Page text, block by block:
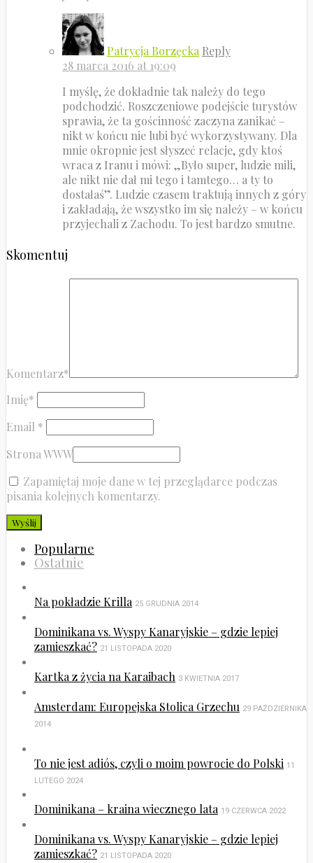
Patrycja Borzęcka Reply
28 marca 2016 at 19:09
I myślę, że dokładnie tak należy do tego
podchodzić. Roszczeniowe podejście turystów
sprawia, że ta gościnność zaczyna zanikać –
nikt w końcu nie lubi być wykorzystywany. Dla
mnie okropnie jest słyszeć relacje, gdy ktoś
wraca z Iranu i mówi: „Było super, ludzie mili,
ale nikt nie dał mi tego i tamtego… a ty to
dostałaś”. Ludzie czasem traktują innych z góry
i zakładają, że wszystko im się należy – w końcu
przyjechali z Zachodu. To jest bardzo smutne.
Skomentuj
Komentarz*
Imię*
Email *
Strona WWW
Zapamiętaj moje dane w tej przeglądarce podczas
pisania kolejnych komentarzy.
Popularne
Ostatnie
Na pokładzie Krilla 25 GRUDNIA 2014
Dominikana vs. Wyspy Kanaryjskie – gdzie lepiej
zamieszkać? 21 LISTOPADA 2020
Kartka z życia na Karaibach 3 KWIETNIA 2017
Amsterdam: Europejska Stolica Grzechu 29 PAŹDZIERNIKA
2014
To nie jest adiós, czyli o moim powrocie do Polski 11
LUTEGO 2024
Dominikana – kraina wiecznego lata 19 CZERWCA 2022
Dominikana vs. Wyspy Kanaryjskie – gdzie lepiej
zamieszkać? 21 LISTOPADA 2020